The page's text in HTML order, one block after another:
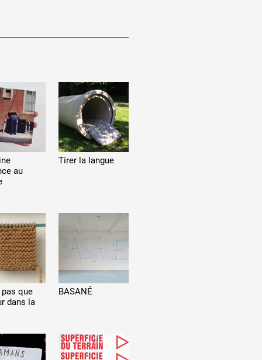
au
Tirer la langue
pas que
dans la
BASANÉ